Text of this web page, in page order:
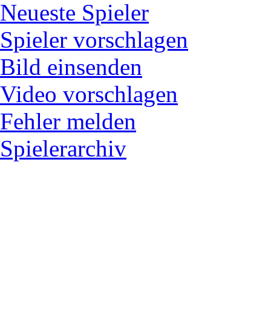
Neueste Spieler
Spieler vorschlagen
Bild einsenden
Video vorschlagen
Fehler melden
Spielerarchiv